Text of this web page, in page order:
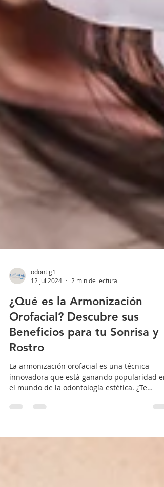
12 jul 2024
2 min de lectura
¿Qué es la Armonización
Orofacial? Descubre sus
Beneficios para tu Sonrisa y
Rostro
La armonización orofacial es una técnica
el mundo de la odontología estética. ¿Te
imaginas...